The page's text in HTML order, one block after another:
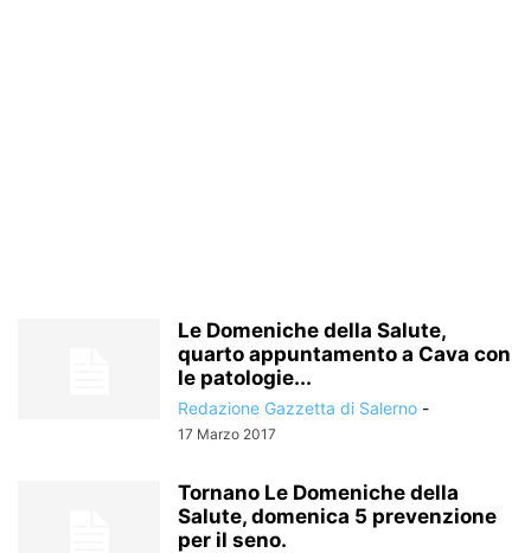
Le Domeniche della Salute,
quarto appuntamento a Cava con
le patologie...
Redazione Gazzetta di Salerno -
17 Marzo 2017
Tornano Le Domeniche della
Salute, domenica 5 prevenzione
per il seno.